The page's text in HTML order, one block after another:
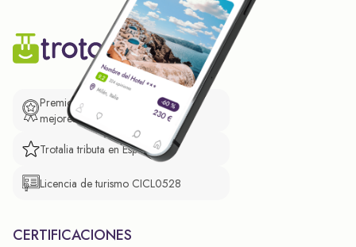
Premio de El Confidencial a las
mejores prácticas empresariales.
Trotalia tributa en España
Licencia de turismo CICL0528
CERTIFICACIONES